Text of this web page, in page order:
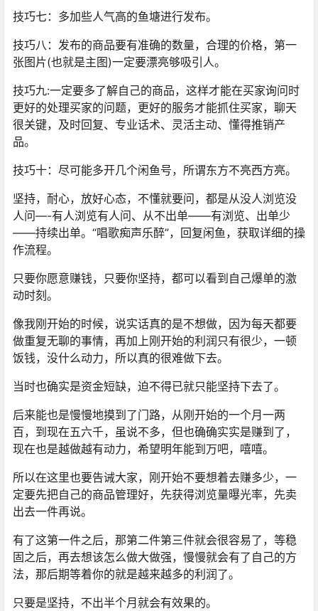
技巧七：多加些人气高的鱼塘进行发布。
技巧八：发布的商品要有准确的数量，合理的价格，第一
张图片(也就是主图)一定要漂亮够吸引人。
技巧九:一定要多了解自己的商品，这样才能在买家询问时
更好的处理买家的问题，更好的服务才能抓住买家，聊天
很关键，及时回复、专业话术、灵活主动、懂得推销产
品。
技巧十：尽可能多开几个闲鱼号，所谓东方不亮西方亮。
坚持，耐心，放好心态，不懂就要问，都是从没人浏览没
人问—-有人浏览有人问、从不出单——有浏览、出单少
——持续出单。“唱歌痴声乐醉”，回复闲鱼，获取详细的操
作流程。
只要你愿意赚钱，只要你坚持，都可以看到自己爆单的激
动时刻。
像我刚开始的时候，说实话真的是不想做，因为每天都要
做重复无聊的事情，再加上刚开始的利润只有很少，一顿
饭钱，没什么动力，所以真的很难做下去。
当时也确实是资金短缺，迫不得已就只能坚持下去了。
后来能也是慢慢地摸到了门路，从刚开始的一个月一两
百，到现在五六千，虽说不多，但也确确实实是赚到了，
现在也是越做越有动力，希望明年能到万吧，嘻嘻。
所以在这里也要告诫大家，刚开始不要想着去赚多少，一
定要先把自己的商品管理好，先获得浏览量曝光率，先卖
出去一件再说。
有了这第一件之后，那第二件第三件就会很容易了，等稳
固之后，再去想该怎么做大做强，慢慢就会有了自己的方
法，那后期等着你的就是越来越多的利润了。
只要是坚持，不出半个月就会有效果的。